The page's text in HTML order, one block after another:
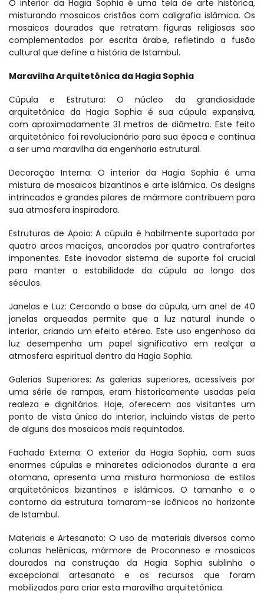
O interior da Hagia Sophia é uma tela de arte histórica,
misturando mosaicos cristãos com caligrafia islâmica. Os
mosaicos dourados que retratam figuras religiosas são
complementados por escrita árabe, refletindo a fusão
cultural que define a história de Istambul.
Maravilha Arquitetônica da Hagia Sophia
Cúpula e Estrutura: O núcleo da grandiosidade
arquitetônica da Hagia Sophia é sua cúpula expansiva,
com aproximadamente 31 metros de diâmetro. Este feito
arquitetônico foi revolucionário para sua época e continua
a ser uma maravilha da engenharia estrutural.
Decoração Interna: O interior da Hagia Sophia é uma
mistura de mosaicos bizantinos e arte islâmica. Os designs
intrincados e grandes pilares de mármore contribuem para
sua atmosfera inspiradora.
Estruturas de Apoio: A cúpula é habilmente suportada por
quatro arcos maciços, ancorados por quatro contrafortes
imponentes. Este inovador sistema de suporte foi crucial
para manter a estabilidade da cúpula ao longo dos
séculos.
Janelas e Luz: Cercando a base da cúpula, um anel de 40
janelas arqueadas permite que a luz natural inunde o
interior, criando um efeito etéreo. Este uso engenhoso da
luz desempenha um papel significativo em realçar a
atmosfera espiritual dentro da Hagia Sophia.
Galerias Superiores: As galerias superiores, acessíveis por
uma série de rampas, eram historicamente usadas pela
realeza e dignitários. Hoje, oferecem aos visitantes um
ponto de vista único do interior, incluindo vistas de perto
de alguns dos mosaicos mais requintados.
Fachada Externa: O exterior da Hagia Sophia, com suas
enormes cúpulas e minaretes adicionados durante a era
otomana, apresenta uma mistura harmoniosa de estilos
arquitetônicos bizantinos e islâmicos. O tamanho e o
contorno da estrutura tornaram-se icônicos no horizonte
de Istambul.
Materiais e Artesanato: O uso de materiais diversos como
colunas helênicas, mármore de Proconneso e mosaicos
dourados na construção da Hagia Sophia sublinha o
excepcional artesanato e os recursos que foram
mobilizados para criar esta maravilha arquitetônica.